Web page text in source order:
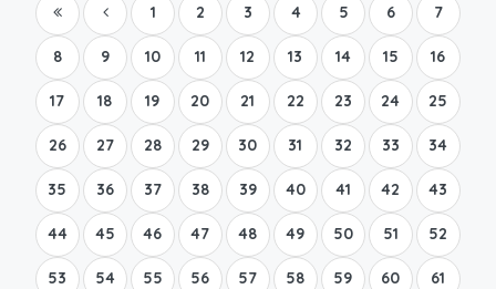
1 2 3 4 5 6 7
8 9 10 11 12 13 14 15 16
17 18 19 20 21 22 23 24 25
26 27 28 29 30 31 32 33 34
35 36 37 38 39 40 41 42 43
44 45 46 47 48 49 50 51 52
53 54 55 56 57 58 59 60 61